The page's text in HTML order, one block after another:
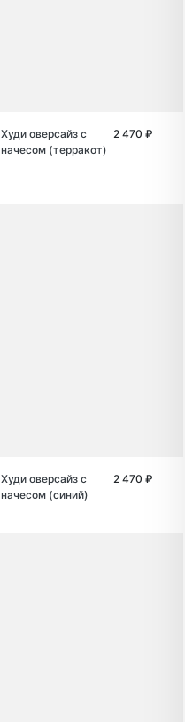
Худи оверсайз с
начесом (терракот)
2 470 ₽
Худи оверсайз с
начесом (синий)
2 470 ₽